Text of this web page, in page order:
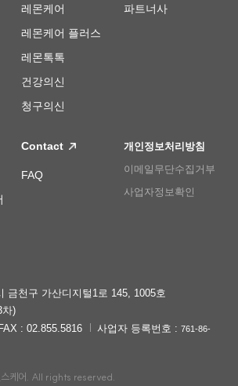
레몬케어
레몬케어 플러스
레몬톡톡
건강의신
청구의신
파트너사
Contact
FAQ
개인정보처리방침
이메일무단수집거부
사업자정보확인
금천구 가산디지털1로 145, 1005호
차)
FAX : 02.855.5816 사업자 등록번호 : 761-86-
스케어. All rights reserved.